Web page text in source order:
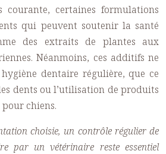
courante, certaines formulations
qui peuvent soutenir la santé
des extraits de plantes aux
Néanmoins, ces additifs ne
dentaire régulière, que ce
dents ou l’utilisation de produits
chiens.
choisie, un contrôle régulier de
par un vétérinaire reste essentiel